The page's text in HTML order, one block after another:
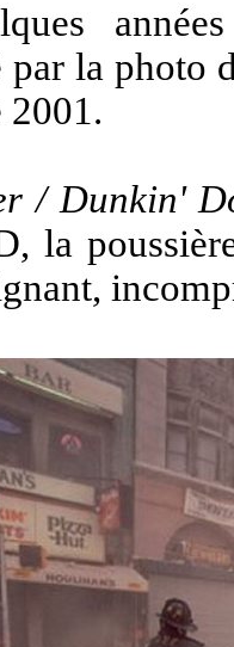
par la photo
2001.
/ Dunkin'
la